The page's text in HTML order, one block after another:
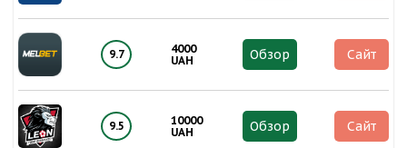
9.7
4000
UAH
Обзор Сайт
9.5
10000
UAH
Обзор Сайт